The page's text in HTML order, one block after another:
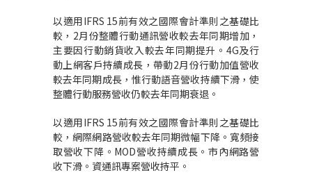
以適用IFRS 15前有效之國際會計準則之基礎比
較，2月份整體行動通訊營收較去年同期增加，
主要因行動銷貨收入較去年同期提升。4G及行
動上網客戶持續成長，帶動2月份行動加值營收
較去年同期成長，惟行動語音營收持續下滑，使
整體行動服務營收仍較去年同期衰退。
以適用IFRS 15前有效之國際會計準則之基礎比
較，網際網路營收較去年同期微幅下降。寬頻接
取營收下降。MOD營收持續成長。市內網路營
收下滑。資通訊專案營收持平。